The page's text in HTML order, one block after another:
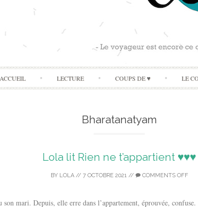
ACCUEIL LECTURE COUPS DE ♥ LE
Bharatanatyam
Lola lit Rien ne t’appartient ♥♥♥
BY LOLA// 7 OCTOBRE 2021// COMMENTS OFF
son mari. Depuis, elle erre dans l’appartement, éprouvée,